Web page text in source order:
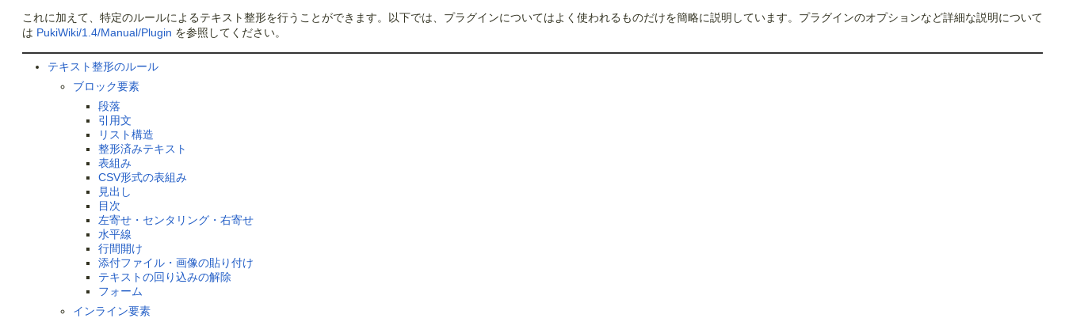
これに加えて、特定のルールによるテキスト整形を行うことができます。以下では、プラグインについてはよく使われるものだけを簡略に説明しています。プラグインのオプションなど詳細な説明について
は PukiWiki/1.4/Manual/Plugin を参照してください。
テキスト整形のルール
ブロック要素
段落
引用文
リスト構造
整形済みテキスト
表組み
CSV形式の表組み
見出し
目次
左寄せ・センタリング・右寄せ
水平線
行間開け
添付ファイル・画像の貼り付け
テキストの回り込みの解除
フォーム
インライン要素